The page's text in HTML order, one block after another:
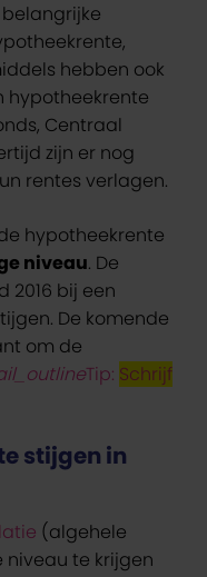
hebben ook
hypotheekrente
Centraal
zijn er nog
rentes verlagen.
hypotheekrente
niveau. De
2016 bij een
De komende
om de
Tip: Schrijf
stijgen in
(algehele
te krijgen